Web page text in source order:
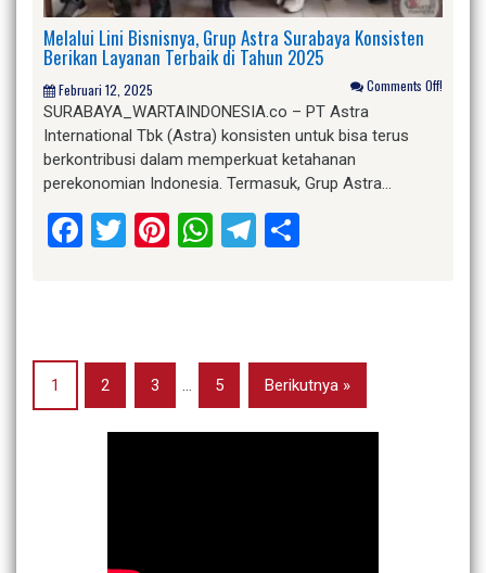
Melalui Lini Bisnisnya, Grup Astra Surabaya Konsisten
Berikan Layanan Terbaik di Tahun 2025
Februari 12, 2025 Comments Off!
SURABAYA_WARTAINDONESIA.co – PT Astra
International Tbk (Astra) konsisten untuk bisa terus
berkontribusi dalam memperkuat ketahanan
perekonomian Indonesia. Termasuk, Grup Astra…
Facebook
Twitter
Pinterest
WhatsApp
Telegram
1 2 3 … 5 Berikutnya »